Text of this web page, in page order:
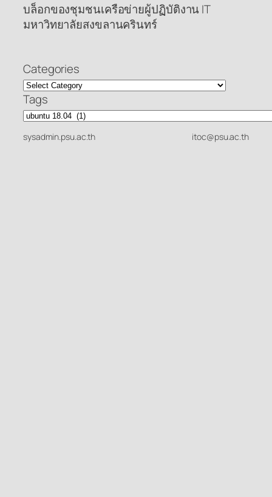
บล็อกของชุมชนเครือข่ายผู้ปฏิบัติงาน IT
มหาวิทยาลัยสงขลานครินทร์
Categories
Tags
sysadmin.psu.ac.th itoc@psu.ac.th